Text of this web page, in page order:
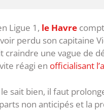
Ligue 1, le Havre
perdu son capitaine
craindre une vague de
réagi en officialisant
le sait bien, il faut
non anticipés et la